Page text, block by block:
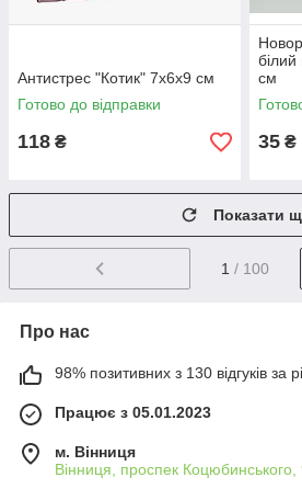
Антистрес "Котик" 7х6х9 см
Готово до відправки
118 ₴
білий
см
35 ₴
Показати
1 / 100
Про нас
98% позитивних з 130 відгуків за
Працює з 05.01.2023
м. Вінниця
Вінниця, проспек Коцюбинського,